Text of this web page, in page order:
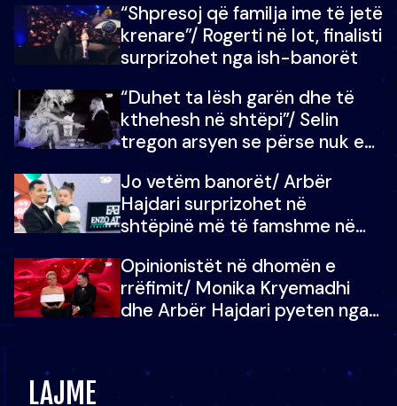
mban dot lotët: Nuk meritoj…
“Shpresoj që familja ime të jetë
krenare”/ Rogerti në lot, finalisti
surprizohet nga ish-banorët
“Duhet ta lësh garën dhe të
kthehesh në shtëpi”/ Selin
tregon arsyen se përse nuk e
çoja luftën time deri në fund
Jo vetëm banorët/ Arbër
Hajdari surprizohet në
shtëpinë më të famshme në
vajzën e tij
Opinionistët në dhomën e
rrëfimit/ Monika Kryemadhi
dhe Arbër Hajdari pyeten nga
LAJME